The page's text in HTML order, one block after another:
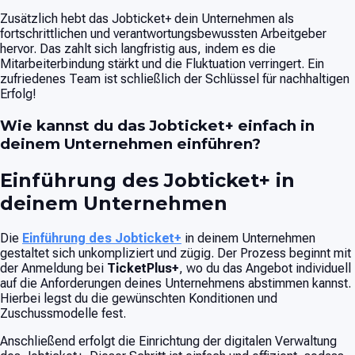
Zusätzlich hebt das Jobticket+ dein Unternehmen als
fortschrittlichen und verantwortungsbewussten Arbeitgeber
hervor. Das zahlt sich langfristig aus, indem es die
Mitarbeiterbindung stärkt und die Fluktuation verringert. Ein
zufriedenes Team ist schließlich der Schlüssel für nachhaltigen
Erfolg!
Wie kannst du das Jobticket+ einfach in
deinem Unternehmen einführen?
Einführung des Jobticket+ in
deinem Unternehmen
Die Einführung des Jobticket+ in deinem Unternehmen
gestaltet sich unkompliziert und zügig. Der Prozess beginnt mit
der Anmeldung bei TicketPlus+, wo du das Angebot individuell
auf die Anforderungen deines Unternehmens abstimmen kannst.
Hierbei legst du die gewünschten Konditionen und
Zuschussmodelle fest.
Anschließend erfolgt die Einrichtung der digitalen Verwaltung